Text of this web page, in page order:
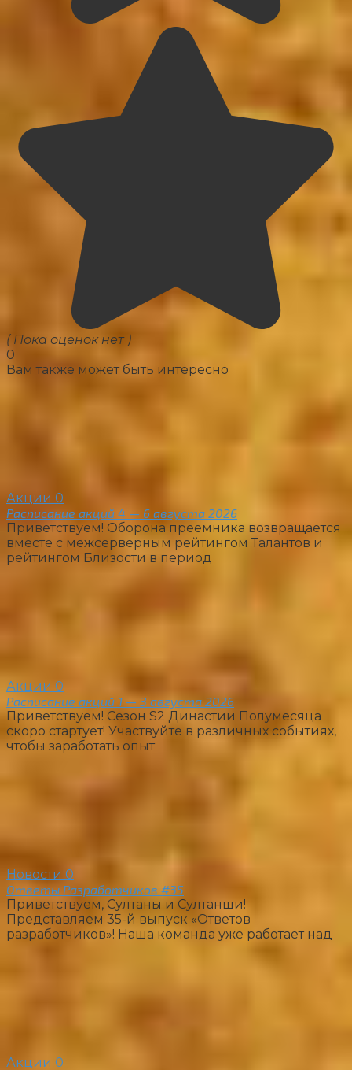
( Пока оценок нет )
0
Вам также может быть интересно
Акции 0
Расписание акций 4 — 6 августа 2026
Приветствуем! Оборона преемника возвращается
вместе с межсерверным рейтингом Талантов и
рейтингом Близости в период
Акции 0
Расписание акций 1 — 3 августа 2026
Приветствуем! Сезон S2 Династии Полумесяца
скоро стартует! Участвуйте в различных событиях,
чтобы заработать опыт
Новости 0
Ответы Разработчиков #35
Приветствуем, Султаны и Султанши!
Представляем 35-й выпуск «Ответов
разработчиков»! Наша команда уже работает над
Акции 0